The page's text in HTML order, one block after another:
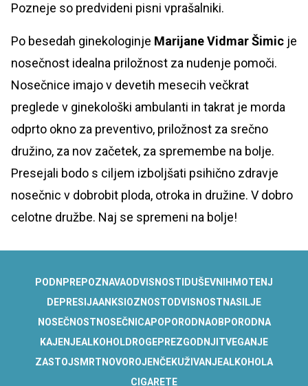
Pozneje so predvideni pisni vprašalniki.
Po besedah ginekologinje Marijane Vidmar Šimic je
nosečnost idealna priložnost za nudenje pomoči.
Nosečnice imajo v devetih mesecih večkrat
preglede v ginekološki ambulanti in takrat je morda
odprto okno za preventivo, priložnost za srečno
družino, za nov začetek, za spremembe na bolje.
Presejali bodo s ciljem izboljšati psihično zdravje
nosečnic v dobrobit ploda, otroka in družine. V dobro
celotne družbe. Naj se spremeni na bolje!
PODN PREPOZNAVAODVISNOSTI DUŠEVNIH MOTENJ
DEPRESIJAANKSIOZNOSTODVISNOST NASILJE
NOSEČNOST NOSEČNICAPOPORODNAOBPORODNA
KAJENJEALKOHOLDROGEPREZGODNJI TVEGANJE
ZASTOJSMRT NOVOROJENČEKUŽIVANJEALKOHOLA
CIGARETE